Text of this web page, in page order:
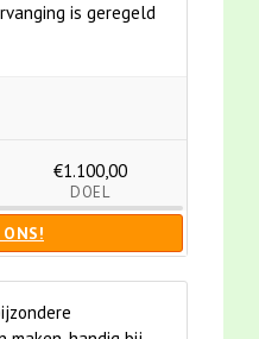
is geregeld
€1.100,00
DOEL